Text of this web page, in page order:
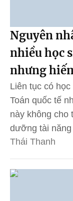
Nguyên
nhiều học
nhưng
Liên tục có
Toán quốc tế
này không cho
dưỡng tài
Thái Thanh